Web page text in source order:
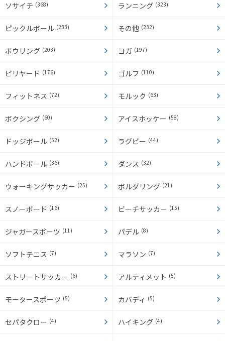
ソサイチ (368) ランニング (323)
ピックルボール (233) その他 (232)
ボウリング (203) ヨガ (197)
ビリヤード (176) ゴルフ (110)
フィットネス (72) モルック (63)
ボクシング (60) アイスホッケー (58)
ドッジボール (52) ラグビー (44)
ハンドボール (36) ダンス (32)
ウォーキングサッカー (25) ボルダリング (21)
スノーボード (16) ビーチサッカー (15)
ジャガースポーツ (11) パデル (8)
ソフトテニス (7) マラソン (7)
ストリートサッカー (6) アルティメット (5)
モータースポーツ (5) カバディ (5)
セパタクロー (4) ハイキング (4)